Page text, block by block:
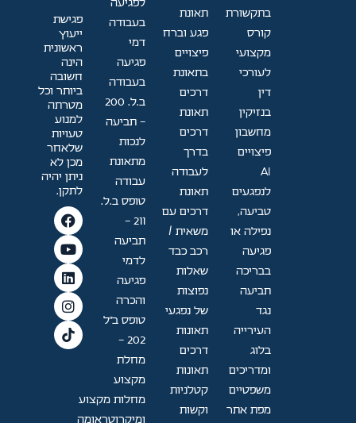
בתקשורת
קורס
מקצועי
לעורכי
דין
בנזיקין
מחשבון
פיצויים
AI
לנפגעים
טביעה,
נפילה או
פגיעה
בבריכה
תביעה
נגד
העירייה
בלוג
ומדריכים
משפטיים
מפת אתר
תאונת
פגע וברח
פיצויים
בתאונת
דרכים
תאונת
דרכים
בדרך
לעבודה
תאונת
דרכים עם
משאית /
רכב כבד
שאלות
נפוצות
של נפגעי
תאונות
דרכים
תאונות
קטלניות
וקשות
בעבודה
דמי
פגיעה
בעבודה
ב.ל. 200
- תביעה
לנכות
מתאונת
עבודה
טופס ב.ל.
211 -
תביעה
לדמי
פגיעה
והכרה
טופס ב"ל
202 —
מחלת
מקצוע
מחלות מקצוע
ומיקרוטראומה
פגישת
ייעוץ
ראשונית
הינה
חשובה
ביותר וכל
מטרתה
למנוע
טעויות
שלאחר
מכן לא
ניתן יהיה
לתקן.